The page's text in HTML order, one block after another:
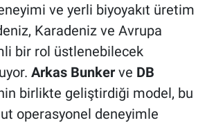
ve yerli biyoyakıt üretim
Karadeniz ve Avrupa
bir rol üstlenebilecek
Arkas Bunkerve DB
birlikte geliştirdiği model, bu
operasyonel deneyimle